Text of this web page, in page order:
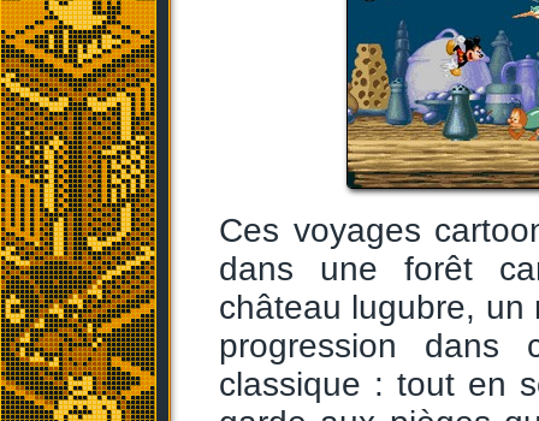
Ces voyages
dans une forêt
château lugubre, un
progression dans
classique : tout en